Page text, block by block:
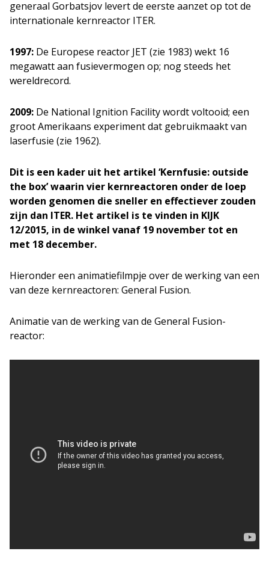
generaal Gorbatsjov levert de eerste aanzet op tot de
internationale kernreactor ITER.
1997: De Europese reactor JET (zie 1983) wekt 16
megawatt aan fusievermogen op; nog steeds het
wereldrecord.
2009: De National Ignition Facility wordt voltooid; een
groot Amerikaans experiment dat gebruikmaakt van
laserfusie (zie 1962).
Dit is een kader uit het artikel ‘Kernfusie: outside
the box’ waarin vier kernreactoren onder de loep
worden genomen die sneller en effectiever zouden
zijn dan ITER. Het artikel is te vinden in KIJK
12/2015, in de winkel vanaf 19 november tot en
met 18 december.
Hieronder een animatiefilmpje over de werking van een
van deze kernreactoren: General Fusion.
Animatie van de werking van de General Fusion-
reactor: